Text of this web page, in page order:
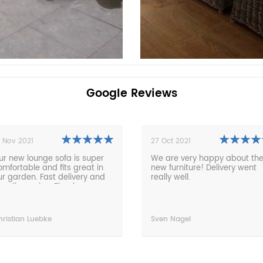
Google Reviews
Oct 2021
are very happy about the
furniture! Delivery went
well.
Nagel
26 Apr 2021
The furniture is an absolute
dream. The processing from
the order to the delivery was
perfect. Any time.
Thorsten Puttins